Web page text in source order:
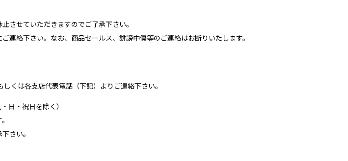
させていただきますのでご了承下さい。
絡下さい。なお、商品セールス、誹謗中傷等のご連絡はお断りいたします。
しくは各支店代表電話（下記）よりご連絡下さい。
・祝日を除く）
さい。